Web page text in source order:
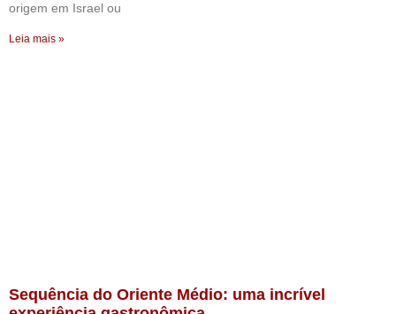
origem em Israel ou
Leia mais »
Sequência do Oriente Médio: uma incrível